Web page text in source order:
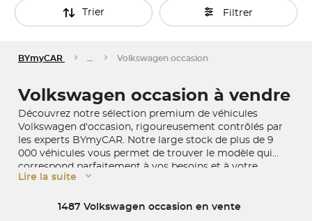
Trier Filtrer
BYmyCAR Volkswagen occasion
Volkswagen occasion à vendre
Découvrez notre sélection premium de véhicules
Volkswagen d'occasion, rigoureusement contrôlés par
les experts BYmyCAR. Notre large stock de plus de 9
000 véhicules vous permet de trouver le modèle qui
correspond parfaitement à vos besoins et à votre
budget, du citadin
listing ci-dessous et trouvez la Volkswagen qui vous
Lire la suite
1487 Volkswagen occasion en vente